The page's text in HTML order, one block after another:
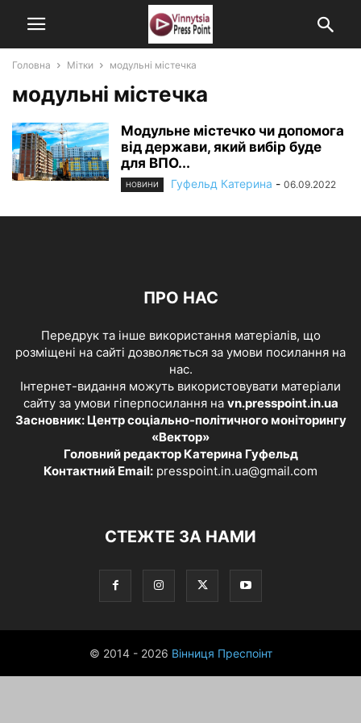
Головна Мітки модульні містечка
модульні містечка
Модульне містечко чи допомога
від держави, який вибір буде
для ВПО...
НОВИНИ Гуфельд Катерина - 06.09.2022
ПРО НАС
Передрук та інше використання матеріалів, що
розміщені на сайті дозволяється за умови посилання на
нас.
Інтернет-видання можуть використовувати матеріали
сайту за умови гіперпосилання на vn.presspoint.in.ua
Засновник: Центр соціально-політичного моніторингу
«Вектор»
Головний редактор Катерина Гуфельд
Контактний Email: presspoint.in.ua@gmail.com
СТЕЖТЕ ЗА НАМИ
© 2014 - 2026 Вінниця Преспоінт